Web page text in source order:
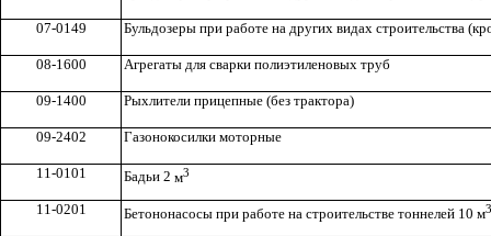
07-0149 Бульдозеры при работе на других видах строительства
08-1600 Агрегаты для сварки полиэтиленовых труб
09-1400 Рыхлители прицепные (без трактора)
09-2402 Газонокосилки моторные
11-0101 Бадьи 2 м3
11-0201 Бетононасосы при работе на строительстве тоннелей 10 м3